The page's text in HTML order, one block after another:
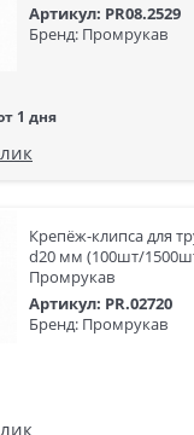
Артикул: PR08.2529
Бренд: Промрукав
1 дня
Крепёж-клипса для
d20 мм (100шт/
Промрукав
Артикул: PR.02720
Бренд: Промрукав